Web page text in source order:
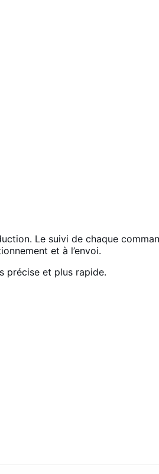
Le suivi de chaque
et à l’envoi.
précise et plus rapide.